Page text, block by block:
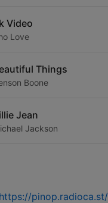
Video
Love
Things
Boone
Jean
Jackson
https://pinop.radioca.st/